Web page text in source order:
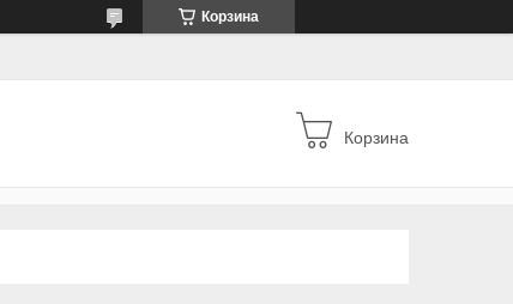
Корзина
Корзина